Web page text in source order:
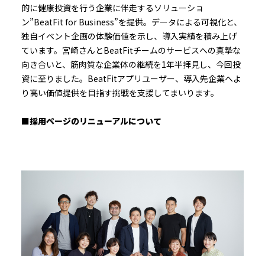
的に健康投資を行う企業に伴走するソリューショ
ン”BeatFit for Business”を提供。データによる可視化と、
独自イベント企画の体験価値を示し、導入実績を積み上げ
ています。宮崎さんとBeatFitチームのサービスへの真摯な
向き合いと、筋肉質な企業体の継続を1年半拝見し、今回投
資に至りました。BeatFitアプリユーザー、導入先企業へよ
り高い価値提供を目指す挑戦を支援してまいります。
■採用ページのリニューアルについて